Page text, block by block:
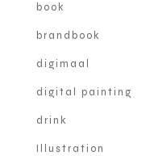
book
brandbook
digimaal
digital painting
drink
Illustration